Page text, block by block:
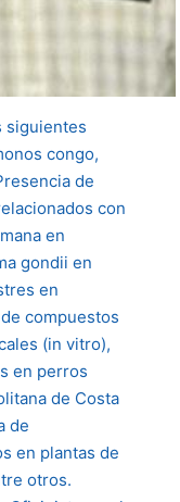
siguientes
congo,
de
con
en
gondii en
en
compuestos
(in vitro),
en perros
de Costa
de
en plantas de
otros.